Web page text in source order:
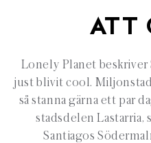
ATT
Lonely Planet beskriver
just blivit cool.
så stanna gärna ett par
stadsdelen Lastarria,
Santiagos